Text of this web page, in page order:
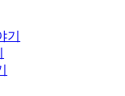
기